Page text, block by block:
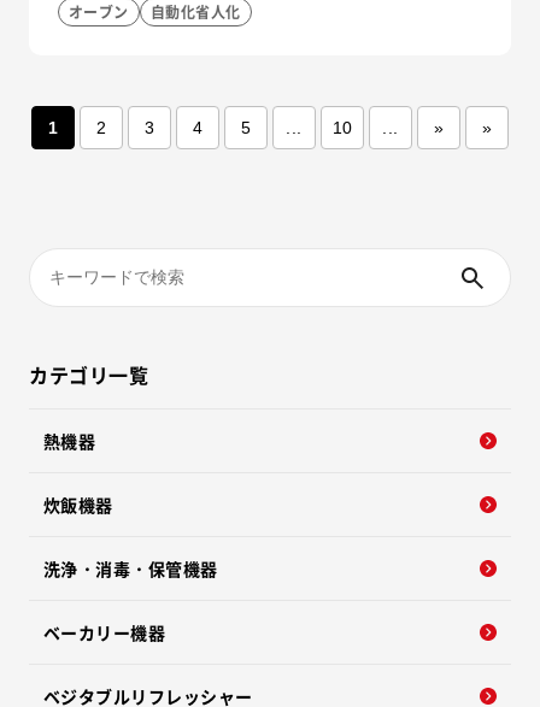
オーブン 自動化省人化
1 2 3 4 5 10 » »
カテゴリ一覧
熱機器
炊飯機器
洗浄・消毒・保管機器
ベーカリー機器
ベジタブルリフレッシャー